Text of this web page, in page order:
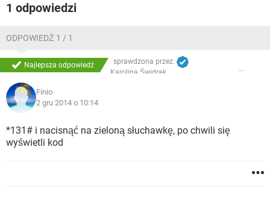
1 odpowiedzi
ODPOWIEDŹ 1 / 1
Najlepsza odpowiedź
sprawdzona przez:
Karolina Świdrak
Finio
2 gru 2014 o 10:14
*131# i nacisnąć na zieloną słuchawkę, po chwili się
wyświetli kod